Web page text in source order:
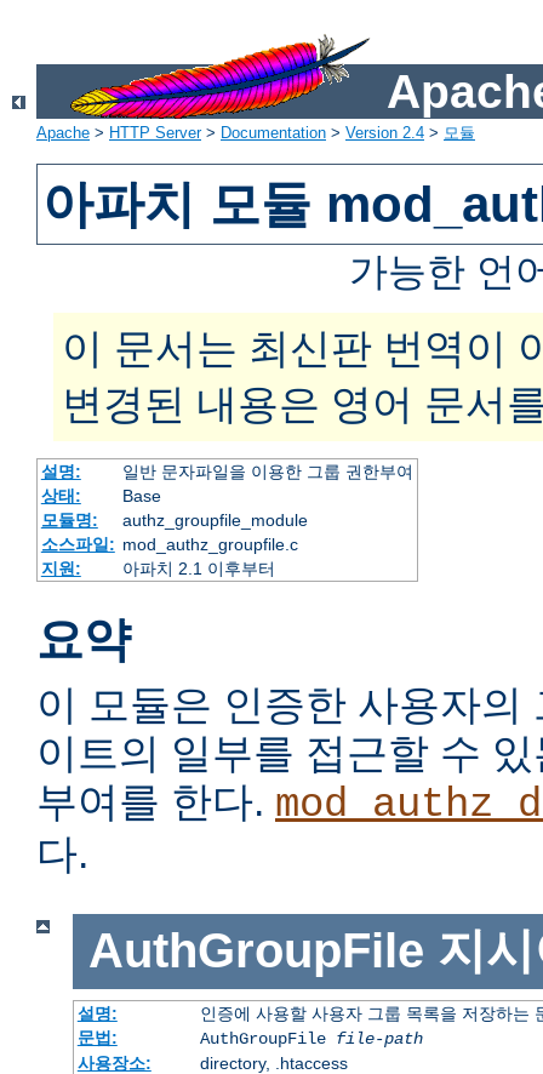
Apache > HTTP Server> Documentation > Version 2.4 > 모듈
아파치 모듈
가능한 언
이 문서는 최신판 번역이
변경된 내용은 영어 문서
설명:
일반 문자파일을 이용한 그룹 권한부여
상태:
Base
모듈명:
authz_groupfile_module
소스파일: mod_authz_groupfile.c
지원:
아파치 2.1 이후부터
요약
이 모듈은 인증한 사용자의
이트의 일부를 접근할 수
부여를 한다.
다.
AuthGroupFile 지
설명:
인증에 사용할 사용자 그룹 목록을 저장하는
문법:
AuthGroupFile file-path
사용장소:
directory, .htaccess